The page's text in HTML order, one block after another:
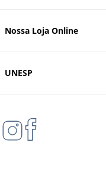
Nossa Loja Online
UNESP